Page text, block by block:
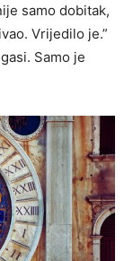
samo dobitak,
Vrijedilo je.”
Samo je